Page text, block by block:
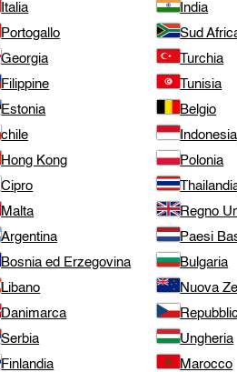
Italia
India
Portogallo
Sud
Georgia
Turchia
Filippine
Tunisia
Estonia
Belgio
chile
Indonesia
Hong Kong
Polonia
Cipro
Malta
Regno
Argentina
Paesi
Bosnia ed Erzegovina
Bulgaria
Libano
Nuova
Danimarca
Serbia
Ungheria
Finlandia
Marocco